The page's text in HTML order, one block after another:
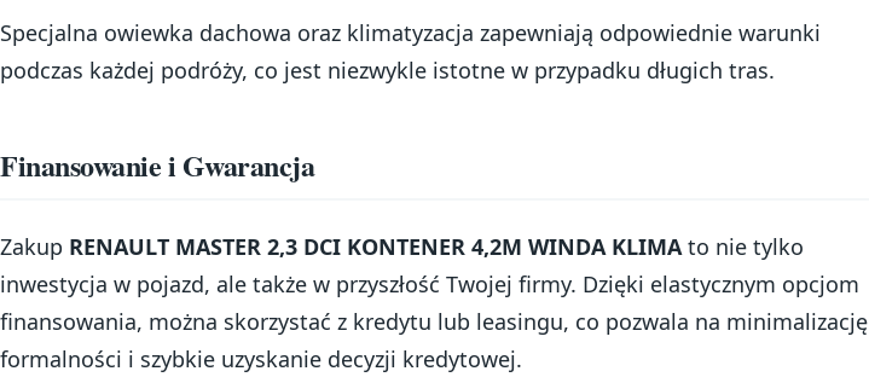
Specjalna owiewka dachowa oraz klimatyzacja zapewniają odpowiednie warunki
podczas każdej podróży, co jest niezwykle istotne w przypadku długich tras.
Finansowanie i Gwarancja
Zakup RENAULT MASTER 2,3 DCI KONTENER 4,2M WINDA KLIMA to nie tylko
inwestycja w pojazd, ale także w przyszłość Twojej firmy. Dzięki elastycznym opcjom
finansowania, można skorzystać z kredytu lub leasingu, co pozwala na minimalizację
formalności i szybkie uzyskanie decyzji kredytowej.